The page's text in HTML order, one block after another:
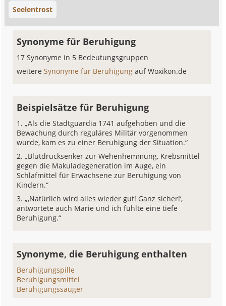
Seelentrost
Synonyme für Beruhigung
17 Synonyme in 5 Bedeutungsgruppen
weitereSynonyme für Beruhigungauf Woxikon.de
Beispielsätze für Beruhigung
„Als die Stadtguardia 1741 aufgehoben und die
Bewachung durch reguläres Militär vorgenommen
wurde, kam es zu einer Beruhigung der Situation.“
„Blutdrucksenker zur Wehenhemmung, Krebsmittel
gegen die Makuladegeneration im Auge, ein
Schlafmittel für Erwachsene zur Beruhigung von
Kindern.“
„‚Natürlich wird alles wieder gut! Ganz sicher!‘,
antwortete auch Marie und ich fühlte eine tiefe
Beruhigung.“
Synonyme, die Beruhigung enthalten
Beruhigungspille
Beruhigungsmittel
Beruhigungssauger